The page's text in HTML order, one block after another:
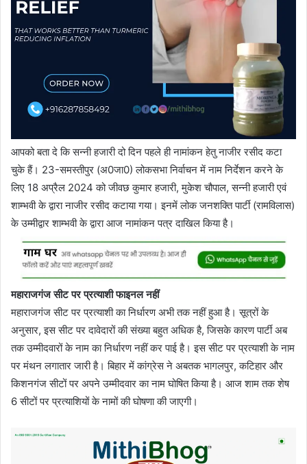
आपको बता दे कि सन्नी हजारी दो दिन पहले ही नामांकन हेतु नाजीर रसीद कटा
चुके हैं। 23-समस्तीपुर (अ0जा0) लोकसभा निर्वाचन में नाम निर्देशन करने के
लिए 18 अप्रैल 2024 को जीवछ कुमार हजारी, मुकेश चौपाल, सन्नी हजारी एवं
शाम्भवी के द्वारा नाजीर रसीद कटाया गया। इनमें लोक जनशक्ति पार्टी (रामविलास)
के उम्मीद्वार शाम्भवी के द्वारा आज नामांकन पत्र दाखिल किया है।
महाराजगंज सीट पर प्रत्याशी फाइनल नहीं
महाराजगंज सीट पर प्रत्याशी का निर्धारण अभी तक नहीं हुआ है। सूत्रों के
अनुसार, इस सीट पर दावेदारों की संख्या बहुत अधिक है, जिसके कारण पार्टी अब
तक उम्मीदवारों के नाम का निर्धारण नहीं कर पाई है। इस सीट पर प्रत्याशी के नाम
पर मंथन लगातार जारी है। बिहार में कांग्रेस ने अबतक भागलपुर, कटिहार और
किशनगंज सीटों पर अपने उम्मीदवार का नाम घोषित किया है। आज शाम तक शेष
6 सीटों पर प्रत्याशियों के नामों की घोषणा की जाएगी।